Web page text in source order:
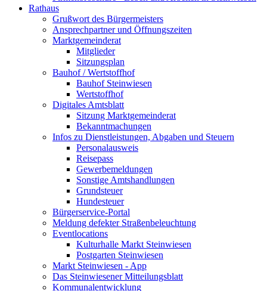
Rathaus
Grußwort des Bürgermeisters
Ansprechpartner und Öffnungszeiten
Marktgemeinderat
Mitglieder
Sitzungsplan
Bauhof / Wertstoffhof
Bauhof Steinwiesen
Wertstoffhof
Digitales Amtsblatt
Sitzung Marktgemeinderat
Bekanntmachungen
Infos zu Dienstleistungen, Abgaben und Steuern
Personalausweis
Reisepass
Gewerbemeldungen
Sonstige Amtshandlungen
Grundsteuer
Hundesteuer
Bürgerservice-Portal
Meldung defekter Straßenbeleuchtung
Eventlocations
Kulturhalle Markt Steinwiesen
Postgarten Steinwiesen
Markt Steinwiesen - App
Das Steinwiesener Mitteilungsblatt
Kommunalentwicklung